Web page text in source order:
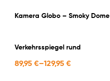
Kamera Globo – Smoky Dome
Verkehrsspiegel rund
89,95 €–129,95 €